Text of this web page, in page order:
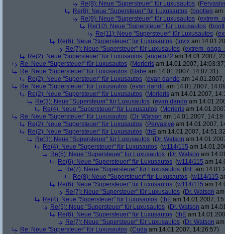
Re(9): Neue "Supersteuer" für Luxusautos (
Re(8): Neue "Supersteuer" für Luxusautos (bootleg am
Re(9): Neue "Supersteuer" für Luxusautos (
Re(10): Neue "Supersteuer" für Luxusautos (
Re(11): Neue "Supersteuer" für Luxusautos (
Re(6): Neue "Supersteuer" für Luxusautos (tuvix am
Re(7): Neue "Supersteuer" für Luxusautos (
Re(2): Neue "Supersteuer" für Luxusautos (angelo22 am 14.01.2007,
Re: Neue "Supersteuer" für Luxusautos (Morieris am 14.01.2007,
Re: Neue "Supersteuer" für Luxusautos (Babe am 14.01.2007, 14:07:31)
Re(2): Neue "Supersteuer" für Luxusautos (evan dando am
Re: Neue "Supersteuer" für Luxusautos (evan dando am 14.01.2007,
Re(2): Neue "Supersteuer" für Luxusautos (Morieris am 14.01.2007,
Re(3): Neue "Supersteuer" für Luxusautos (evan dando am
Re(4): Neue "Supersteuer" für Luxusautos (Morieris am
Re: Neue "Supersteuer" für Luxusautos (Dr. Watson am 14.01.2007,
Re(2): Neue "Supersteuer" für Luxusautos (Pervasive am 14.01.2007,
Re(2): Neue "Supersteuer" für Luxusautos (thE am 14.01.2007,
Re(3): Neue "Supersteuer" für Luxusautos (Dr. Watson am
Re(4): Neue "Supersteuer" für Luxusautos (w114/115 am
Re(5): Neue "Supersteuer" für Luxusautos (Dr. Watson am
Re(6): Neue "Supersteuer" für Luxusautos (w114/115 am
Re(7): Neue "Supersteuer" für Luxusautos (thE am
Re(8): Neue "Supersteuer" für Luxusautos (w114/115
Re(6): Neue "Supersteuer" für Luxusautos (w114/115 am
Re(7): Neue "Supersteuer" für Luxusautos (Dr. Watson
Re(4): Neue "Supersteuer" für Luxusautos (thE am 14.01.2007,
Re(5): Neue "Supersteuer" für Luxusautos (Dr. Watson am
Re(6): Neue "Supersteuer" für Luxusautos (thE am
Re(7): Neue "Supersteuer" für Luxusautos (Dr. Watson
Re: Neue "Supersteuer" für Luxusautos (Cuda am 14.01.2007, 14:26:57)